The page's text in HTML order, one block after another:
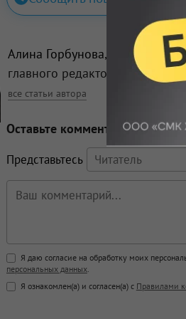
Алина Горбунова, заместитель
главного редактора
все статьи автора
Оставьте комментарий
Представьтесь
Поддержка HTML
<b>, <strong>, <u>, <i>, <em>,
<blockquote>, <code>
Я даю согласие на обработку моих
персональных данных.
Я ознакомлен(а) и согласен(а) с Правилами